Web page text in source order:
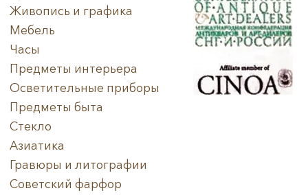
Живопись и графика
Мебель
Часы
Предметы интерьера
Осветительные приборы
Предметы быта
Стекло
Азиатика
Гравюры и литографии
Советский фарфор